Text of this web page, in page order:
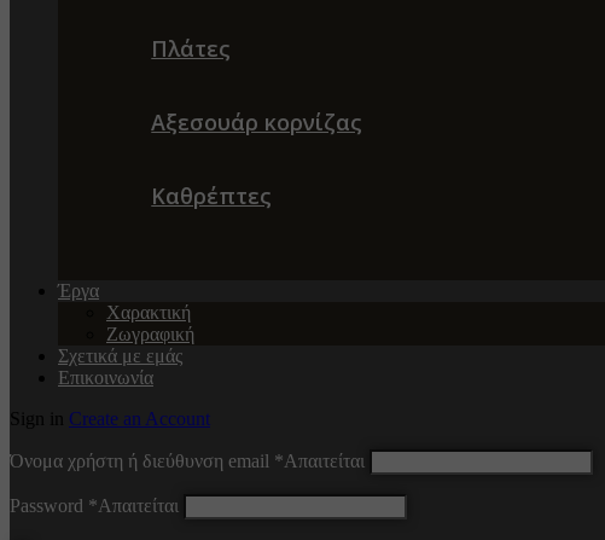
Πλάτες
Αξεσουάρ κορνίζας
Καθρέπτες
Έργα
Χαρακτική
Ζωγραφική
Σχετικά με εμάς
Επικοινωνία
Sign in Create an Account
Όνομα χρήστη ή διεύθυνση email *Απαιτείται
Password *Απαιτείται